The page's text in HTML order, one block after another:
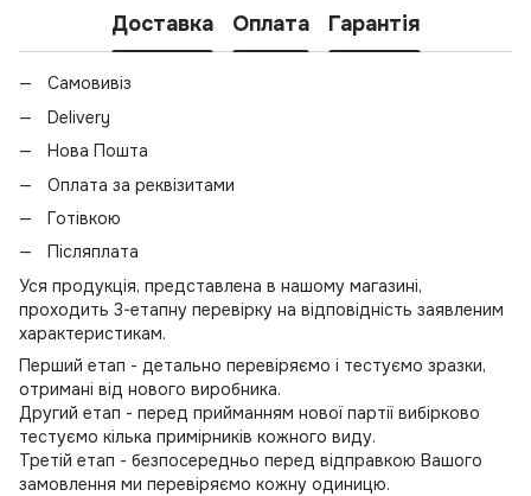
Доставка Оплата Гарантія
Самовивіз
Delivery
Нова Пошта
Оплата за реквізитами
Готівкою
Післяплата
Уся продукція, представлена в нашому магазині,
проходить 3-етапну перевірку на відповідність заявленим
характеристикам.
Перший етап - детально перевіряємо і тестуємо зразки,
отримані від нового виробника.
Другий етап - перед прийманням нової партії вибірково
тестуємо кілька примірників кожного виду.
Третій етап - безпосередньо перед відправкою Вашого
замовлення ми перевіряємо кожну одиницю.